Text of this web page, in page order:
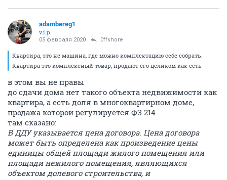
adambereg1
v.i.p.
05 февраля 2020 0ffshore
Квартира, это не машина, где можно комплектацию себе собрать.
Квартира это комплексный товар, продают его целиком как есть
в этом вы не правы
до сдачи дома нет такого объекта недвижимости как
квартира, а есть доля в многоквартирном доме,
продажа которой регулируется ФЗ 214
там сказано:
В ДДУ указывается цена договора. Цена договора
может быть определена как произведение цены
единицы общей площади жилого помещения или
площади нежилого помещения, являющихся
объектом долевого строительства, и